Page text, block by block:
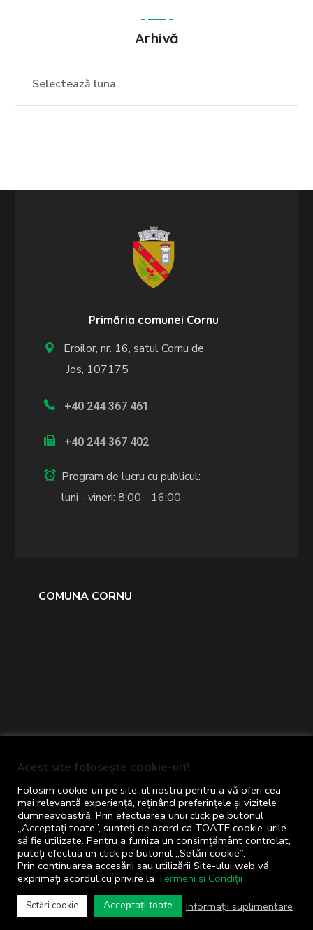
Arhivă
Primăria comunei Cornu
Eroilor, nr. 16, satul Cornu de
Jos, 107175
+40 244 367 461
+40 244 367 402
Program de lucru cu publicul:
luni - vineri: 8:00 - 16:00
COMUNA CORNU
Toate drepturile rezervate
Termeni și Condiții
Concept realizat de Big Media Relații Publice
SRL
S.O.S.pentru administrația publică
locală
Acest site folosește cookie-uri!
Folosim cookie-uri pe site-ul nostru pentru a vă oferi cea
mai relevantă experiență, reținând preferințele și vizitele
dumneavoastră. Prin efectuarea unui click pe butonul
„Acceptați toate”, sunteți de acord ca TOATE cookie-urile
să fie utilizate. Pentru a furniza un consimțământ controlat,
puteți efectua un click pe butonul „Setări cookie”.
Prin continuarea accesării sau utilizării Site-ului web vă
exprimați acordul cu privire la Termeni și Condiții
Setări cookie Acceptați toate Informații suplimentare